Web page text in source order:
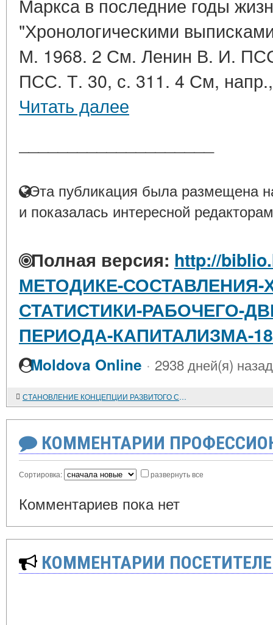
Маркса в последние годы
"Хронологическими
М. 1968. 2 См. Ленин В. И.
ПСС. Т. 30, с. 311. 4 См,
Читать далее
Эта публикация была размещена
и показалась интересной
Полная версия: http://
МЕТОДИКЕ-СОСТАВЛЕНИЯ-
СТАТИСТИКИ-РАБОЧЕГО-
ПЕРИОДА-КАПИТАЛИЗМА-
Moldova Online · 2938 дней(я) назад
СТАНОВЛЕНИЕ КОНЦЕПЦИИ РАЗВИТОГО СОЦИАЛИЗМА В СССР
КОММЕНТАРИИ
Сортировка: развернуть все
Комментариев пока нет
КОММЕНТАРИИ